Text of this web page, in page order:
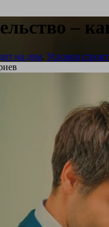
–
на дом, Условия